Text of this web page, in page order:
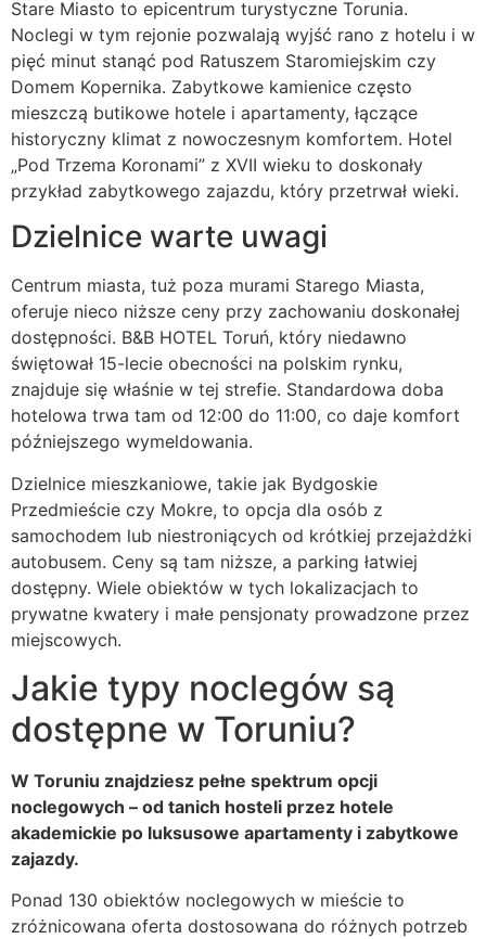
Stare Miasto to epicentrum turystyczne Torunia.
Noclegi w tym rejonie pozwalają wyjść rano z hotelu i w
pięć minut stanąć pod Ratuszem Staromiejskim czy
Domem Kopernika. Zabytkowe kamienice często
mieszczą butikowe hotele i apartamenty, łączące
historyczny klimat z nowoczesnym komfortem. Hotel
„Pod Trzema Koronami” z XVII wieku to doskonały
przykład zabytkowego zajazdu, który przetrwał wieki.
Dzielnice warte uwagi
Centrum miasta, tuż poza murami Starego Miasta,
oferuje nieco niższe ceny przy zachowaniu doskonałej
dostępności. B&B HOTEL Toruń, który niedawno
świętował 15-lecie obecności na polskim rynku,
znajduje się właśnie w tej strefie. Standardowa doba
hotelowa trwa tam od 12:00 do 11:00, co daje komfort
późniejszego wymeldowania.
Dzielnice mieszkaniowe, takie jak Bydgoskie
Przedmieście czy Mokre, to opcja dla osób z
samochodem lub niestroniących od krótkiej przejażdżki
autobusem. Ceny są tam niższe, a parking łatwiej
dostępny. Wiele obiektów w tych lokalizacjach to
prywatne kwatery i małe pensjonaty prowadzone przez
miejscowych.
Jakie typy noclegów są
dostępne w Toruniu?
W Toruniu znajdziesz pełne spektrum opcji
noclegowych – od tanich hosteli przez hotele
akademickie po luksusowe apartamenty i zabytkowe
zajazdy.
Ponad 130 obiektów noclegowych w mieście to
zróżnicowana oferta dostosowana do różnych potrzeb